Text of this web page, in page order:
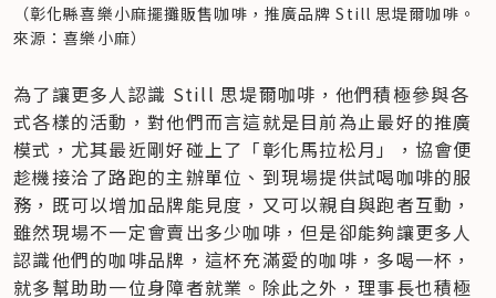
（彰化縣喜樂小麻擺攤販售咖啡，推廣品牌 Still 思堤爾咖啡。
來源：喜樂小麻）
為了讓更多人認識 Still 思堤爾咖啡，他們積極參與各
式各樣的活動，對他們而言這就是目前為止最好的推廣
模式，尤其最近剛好碰上了「彰化馬拉松月」，協會便
趁機接洽了路跑的主辦單位、到現場提供試喝咖啡的服
務，既可以增加品牌能見度，又可以親自與跑者互動，
雖然現場不一定會賣出多少咖啡，但是卻能夠讓更多人
認識他們的咖啡品牌，這杯充滿愛的咖啡，多喝一杯，
就多幫助助一位身障者就業。除此之外，理事長也積極